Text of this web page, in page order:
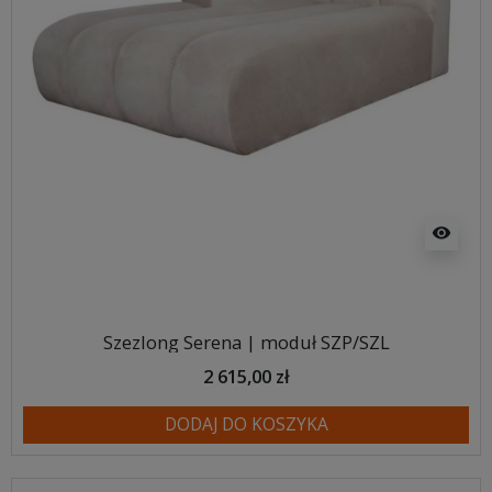
visibility
Szezlong Serena | moduł SZP/SZL
2 615,00 zł
DODAJ DO KOSZYKA